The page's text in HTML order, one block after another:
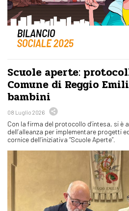
Scuole aperte:
Comune di Reggio
bambini
08 Luglio 2026
Con la firma del protocollo d’intesa, si è
dell’alleanza per implementare progetti
cornice dell’iniziativa “Scuole Aperte”.